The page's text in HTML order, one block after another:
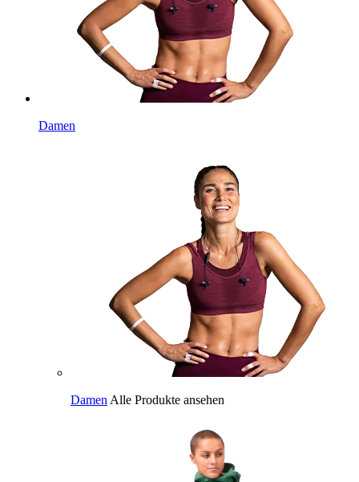
Damen
Damen Alle Produkte ansehen